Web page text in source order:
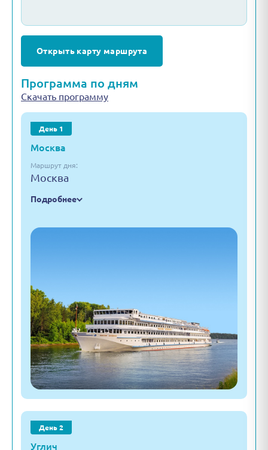
Открыть карту маршрута
Программа по дням
Скачать программу
День 1
Москва
Маршрут дня:
Москва
Подробнее
День 2
Углич